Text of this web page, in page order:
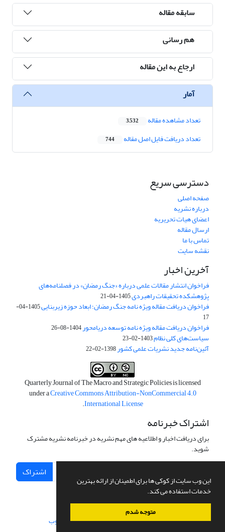
این وب سایت از کوکی ها برای اطمینان از ارائه بهترین
خدمات استفاده می کند.
متوجه شدم
سابقه مقاله
هم رسانی
ارجاع به این مقاله
آمار
تعداد مشاهده مقاله 3,532
تعداد دریافت فایل اصل مقاله 744
دسترسی سریع
صفحه اصلی
درباره نشریه
اعضای هیات تحریریه
ارسال مقاله
تماس با ما
نقشه سایت
آخرین اخبار
فراخوان انتشار مقالات علمی درباره «جنگ رمضان» در فصلنامه‌های
پژوهشکده تحقیقات راهبردی1405-04-21
فراخوان دریافت مقاله ویژه نامه جنگ رمضان؛ ابعاد حوزه زیربنایی
1405-04-
17
فراخوان دریافت مقاله ویژه نامه توسعه دریامحور1404-08-26
سیاست‌های کلی نظام1403-02-23
آئین‌نامه جدید نشریات علمی کشور1398-02-22
Quarterly Journal of The Macro and Strategic Policies is licensed
under aCreative Commons Attribution-NonCommercial 4.0
International License
.
اشتراک خبرنامه
برای دریافت اخبار و اطلاعیه های مهم نشریه در خبرنامه نشریه مشترک
شوید.
اشتراک
سامانه مدیریت نشریات علمی.طراحی و پیاده سازی از سیناوب